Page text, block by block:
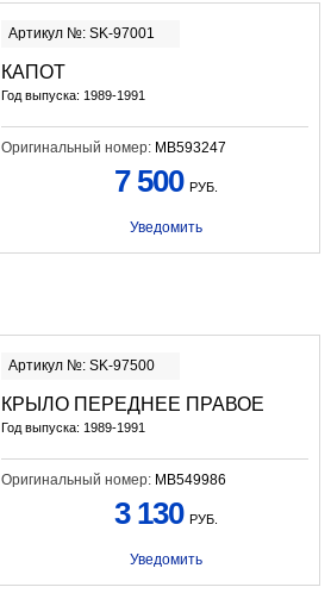
Артикул №: SK-97001
КАПОТ
Год выпуска: 1989-1991
Оригинальный номер: MB593247
7 500 РУБ.
Уведомить
Артикул №: SK-97500
КРЫЛО ПЕРЕДНЕЕ ПРАВОЕ
Год выпуска: 1989-1991
Оригинальный номер: MB549986
3 130 РУБ.
Уведомить